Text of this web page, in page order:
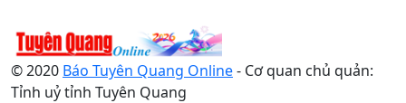
© 2020 Báo Tuyên Quang Online- Cơ quan chủ quản:
Tỉnh uỷ tỉnh Tuyên Quang